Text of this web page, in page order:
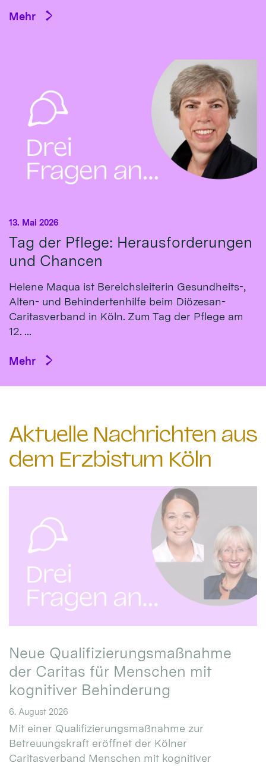
Mehr
Tag der Pflege: Herausforderungen
und Chancen
13. Mai 2026
Helene Maqua ist Bereichsleiterin Gesundheits-,
Alten- und Behindertenhilfe beim Diözesan-
Caritasverband in Köln. Zum Tag der Pflege am
12. ...
Mehr
Aktuelle Nachrichten aus
dem Erzbistum Köln
Neue Qualifizierungsmaßnahme
der Caritas für Menschen mit
kognitiver Behinderung
6. August 2026
Mit einer Qualifizierungsmaßnahme zur
Betreuungskraft eröffnet der Kölner
Caritasverband Menschen mit kognitiver